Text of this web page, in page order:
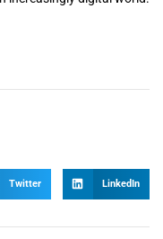
Twitter LinkedIn